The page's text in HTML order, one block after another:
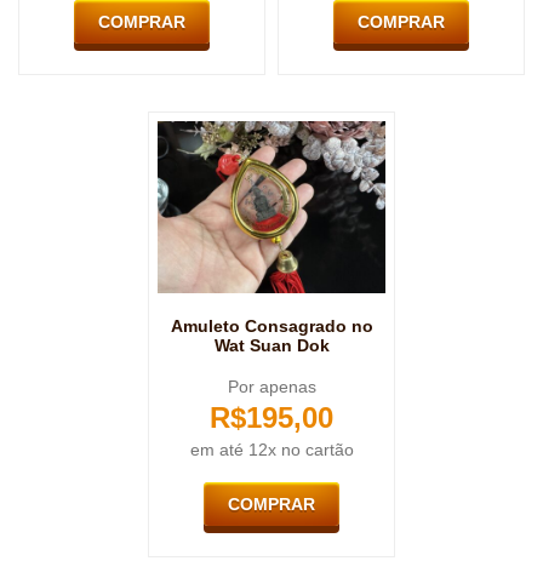
COMPRAR COMPRAR
Amuleto Consagrado no
Wat Suan Dok
Por apenas
R$195,00
em até 12x no cartão
COMPRAR